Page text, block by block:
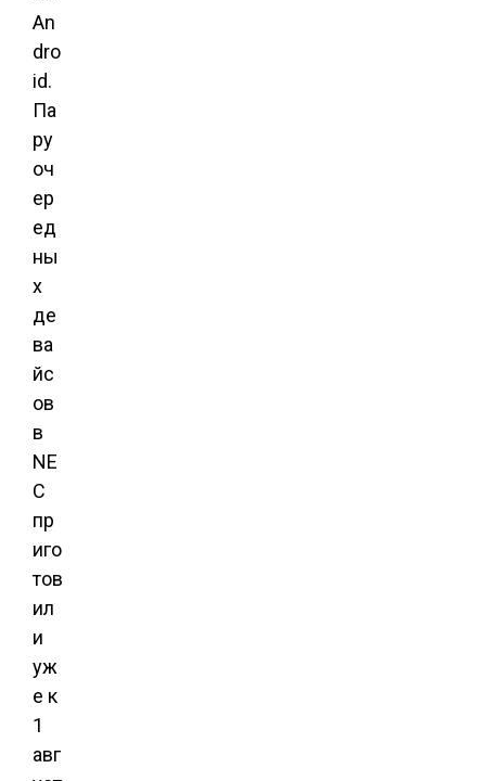
An
dro
id.
Па
ру
оч
ер
ед
ны
х
де
ва
йс
ов
в
NE
C
пр
иго
тов
ил
и
уж
е к
1
авг